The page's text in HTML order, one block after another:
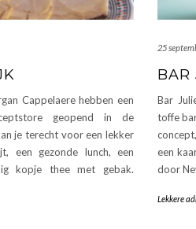
Cappelaere hebben een
geopend in de
je terecht voor een lekker
een gezonde lunch, een
kopje thee met gebak.
25
BAR
Bar
toffe
een
door
Lekkere